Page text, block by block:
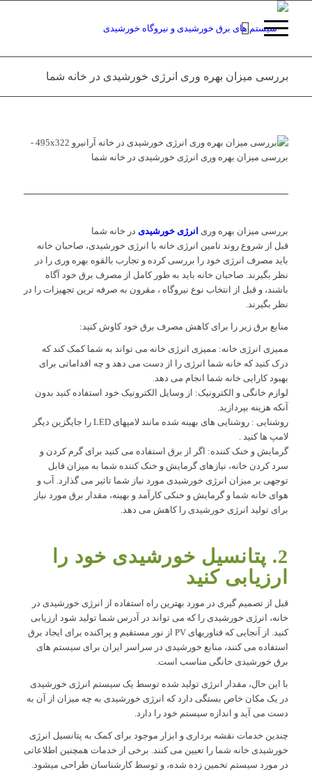
بررسی میزان بهره وری انرژی خورشیدی در خانه شما
بررسی میزان بهره وری انرژی خورشیدیدر خانه شما
قبل از شروع روند تامین انرژی خانه با انرژی خورشیدی، صاحبان خانه
باید مصرف انرژی خود را بررسی کرده و تجارب بالقوه بهره وری را در
نظر بگیرند. صاحبان خانه باید به طور کامل از مصرف برق خود آگاه
باشند، و قبل از انتخاب نوع نیروگاه ، مقرون به صرفه ترین تجهیزات را در
نظر بگیرند.
منابع برق زیر را برای کاهش مصرف برق خود کاوش کنید:
ممیزی انرژی خانه: ممیزی انرژی خانه می تواند به شما کمک کند که
درک کنید که خانه شما انرژی را از دست می دهد و چه اقداماتی برای
بهبود کارایی خانه شما انجام می دهد.
لوازم خانگی و الکترونیک: از وسایل الکترونیک خود استفاده کنید بدون
آنکه هزینه بپردازید.
روشنایی : روشنایی های بهینه شده مانند لامپهای LED را جایگزین دیگر
لامپ ها کنید .
گرمایش و خنک کننده: اگر از برق استفاده می کنید برای گرم کردن و
سرد کردن خانه، نیازهای گرمایش و خنک کننده شما به میزان قابل
توجهی بر میزان انرژی خورشیدی مورد نیاز شما تاثیر می گذارد. آب و
هوای خانه شما و گرمایش و خنکی کارآمد و بهینه، مقدار برق مورد نیاز
برای تولید انرژی خورشیدی را کاهش می دهد.
2. پتانسیل خورشیدی خود را
ارزیابی کنید
قبل از تصمیم گیری در مورد بهترین راه استفاده از انرژی خورشیدی در
خانه، انرژی خورشیدی را که می تواند در آدرس شما تولید شود ارزیابی
کنید. از آنجایی که فناوریهای PV از نور مستقیم و پراکنده برای ایجاد برق
استفاده می کنند، منابع خورشیدی در سراسر ایران برای سیستم های
برق خورشیدی خانگی مناسب است.
با این حال، مقدار انرژی تولید شده توسط یک سیستم انرژی خورشیدی
در یک مکان خاص بستگی دارد که انرژی خورشیدی به چه میزان از آن به
دست می آید و اندازه سیستم خود را دارد.
چندین خدمات نقشه برداری و ابزار موجود برای کمک به پتانسیل انرژی
خورشیدی خانه شما را تعیین می کنند. برخی از خدمات همچنین اطلاعاتی
در مورد سیستم تخمین زده شده، و توسط کارشناسان طراحی میشود.